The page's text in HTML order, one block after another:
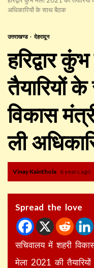
अधिकारियों के साथ बैठक
उत्तराखण्ड देहरादून
हरिद्वार
तैयारियों
विकास
ली
Vinay Kainthola 6 years ago
Spread the love
सचिवालय में शहरी
मेला 2021 की